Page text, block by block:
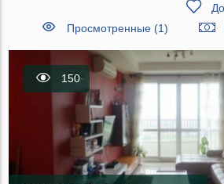
Просмотренные (1)
150